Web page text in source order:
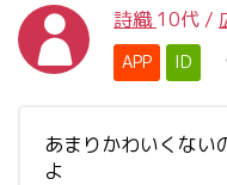
詩織10代 /
APP ID
あまりかわいくない
よ